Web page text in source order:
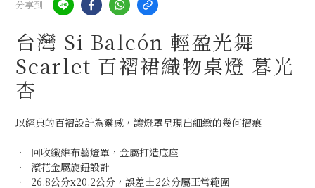
分享到
台灣 Si Balcón 輕盈光舞
Scarlet 百褶裙織物桌燈 暮光
杏
以經典的百褶設計為靈感，讓燈罩呈現出細緻的幾何摺痕
‧  回收纖維布藝燈罩，金屬打造底座
‧  滾花金屬旋鈕設計
‧  26.8公分x20.2公分，誤差±2公分屬正常範圍